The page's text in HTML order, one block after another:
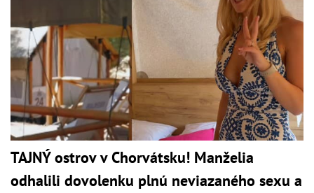
TAJNÝ ostrov v Chorvátsku! Manželia
odhalili dovolenku plnú neviazaného sexu a